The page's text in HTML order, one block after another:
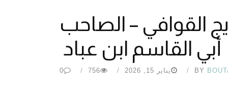
القوافي – الصاحب
أبي القاسم ابن عباد
BY يناير 15, 2026 756
0